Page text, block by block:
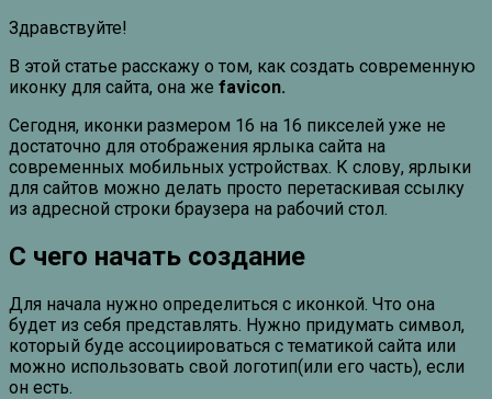
Здравствуйте!
В этой статье расскажу о том, как создать современную
иконку для сайта, она же favicon.
Сегодня, иконки размером 16 на 16 пикселей уже не
достаточно для отображения ярлыка сайта на
современных мобильных устройствах. К слову, ярлыки
для сайтов можно делать просто перетаскивая ссылку
из адресной строки браузера на рабочий стол.
С чего начать создание
Для начала нужно определиться с иконкой. Что она
будет из себя представлять. Нужно придумать символ,
который буде ассоциироваться с тематикой сайта или
можно использовать свой логотип(или его часть), если
он есть.